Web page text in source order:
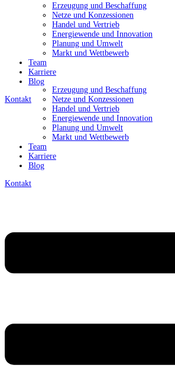
Erzeugung und Beschaffung
Netze und Konzessionen
Handel und Vertrieb
Energiewende und Innovation
Planung und Umwelt
Markt und Wettbewerb
Team
Karriere
Blog
Kontakt
Erzeugung und Beschaffung
Netze und Konzessionen
Handel und Vertrieb
Energiewende und Innovation
Planung und Umwelt
Markt und Wettbewerb
Team
Karriere
Blog
Kontakt